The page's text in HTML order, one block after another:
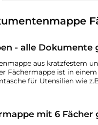
- alle
aus kratzfestem
Fächermappe ist in
für Utensilien wie
mit 6